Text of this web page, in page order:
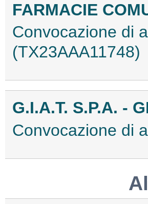
FARMACIE
Convocazione di
(TX23AAA11748)
G.I.A.T. S.P.A. -
Convocazione di